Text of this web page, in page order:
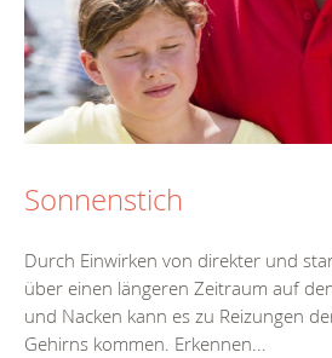
Sonnenstich
Durch Einwirken von direkter und
über einen längeren Zeitraum auf
und Nacken kann es zu Reizungen
Gehirns kommen. Erkennen...